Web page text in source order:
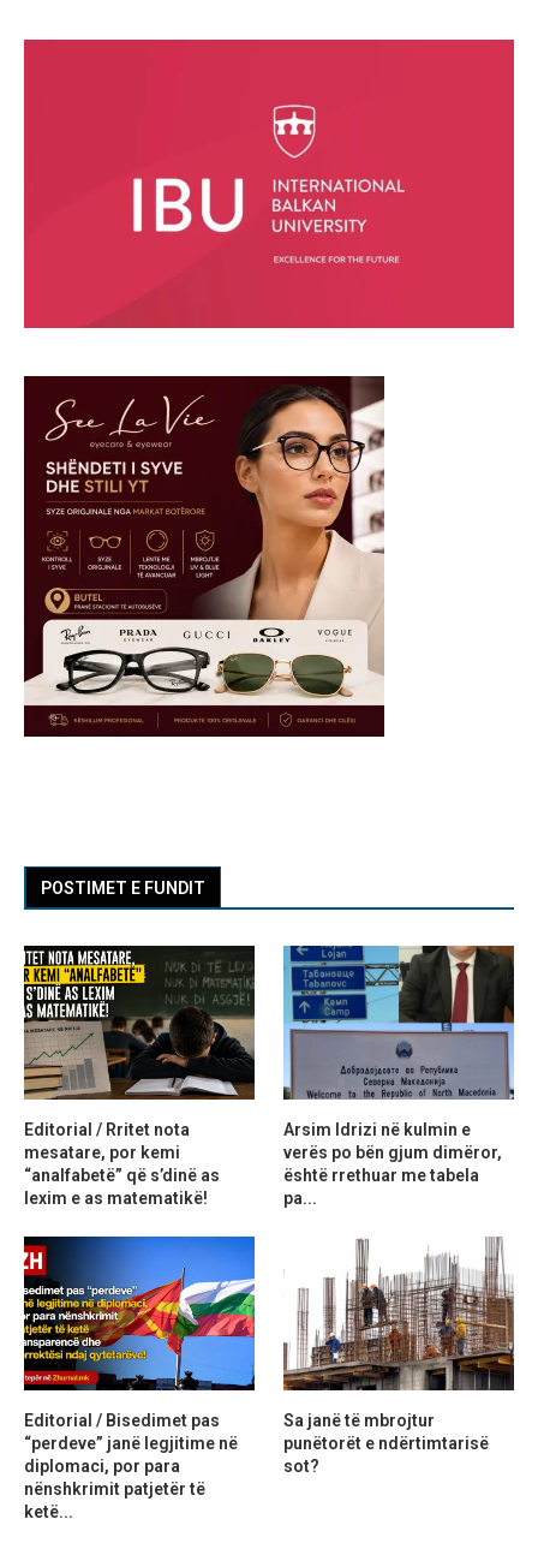
POSTIMET E FUNDIT
Editorial / Rritet nota
mesatare, por kemi
“analfabetë” që s’dinë as
lexim e as matematikë!
Arsim Idrizi në kulmin e
verës po bën gjum dimëror,
është rrethuar me tabela
pa...
Editorial / Bisedimet pas
“perdeve” janë legjitime në
diplomaci, por para
nënshkrimit patjetër të
ketë...
Sa janë të mbrojtur
punëtorët e ndërtimtarisë
sot?